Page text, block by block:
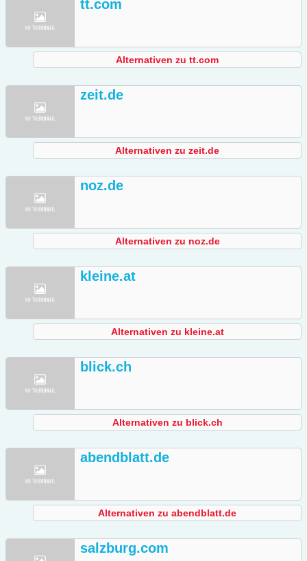
tt.com
Alternativen zu tt.com
zeit.de
Alternativen zu zeit.de
noz.de
Alternativen zu noz.de
kleine.at
Alternativen zu kleine.at
blick.ch
Alternativen zu blick.ch
abendblatt.de
Alternativen zu abendblatt.de
salzburg.com